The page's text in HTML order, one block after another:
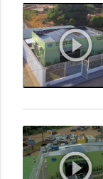
play_circle_outline
play_circle_outline